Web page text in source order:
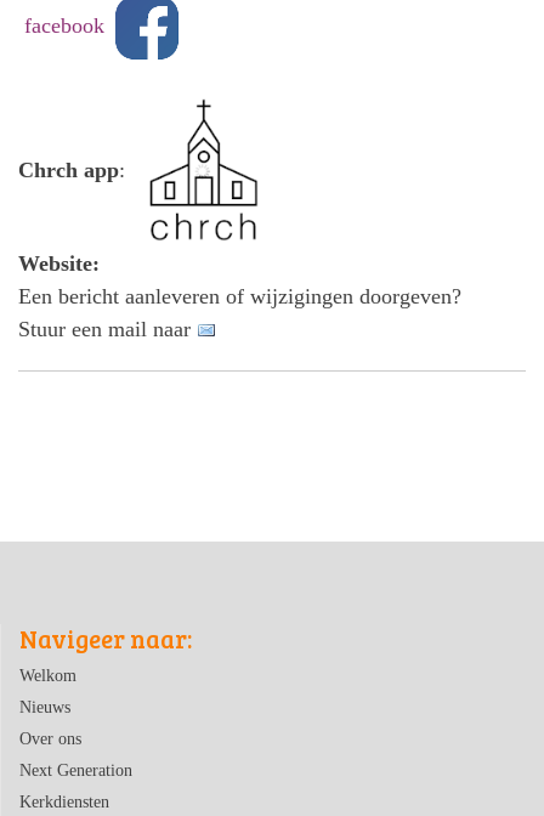
facebook
Chrch app:
Website:
Een bericht aanleveren of wijzigingen doorgeven?
Stuur een mail naar
Navigeer naar:
Welkom
Nieuws
Over ons
Next Generation
Kerkdiensten